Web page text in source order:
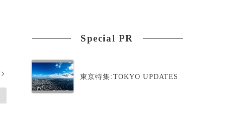
>
Special PR
東京特集:TOKYO UPDATES